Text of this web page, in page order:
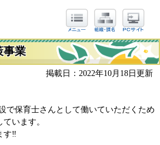
事業
掲載日：2022年10月18日更新
で保育士さんとして働いていただくため
います。
す‼